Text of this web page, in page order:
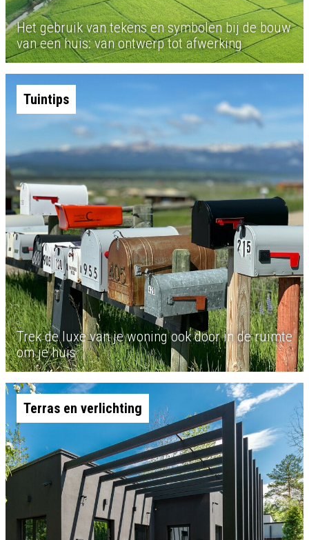
Het gebruik van tekens en symbolen bij de bouw
van een huis: van ontwerp tot afwerking
Tuintips
Trek de luxe van je woning ook door in de ruimte
om je huis
Terras en verlichting